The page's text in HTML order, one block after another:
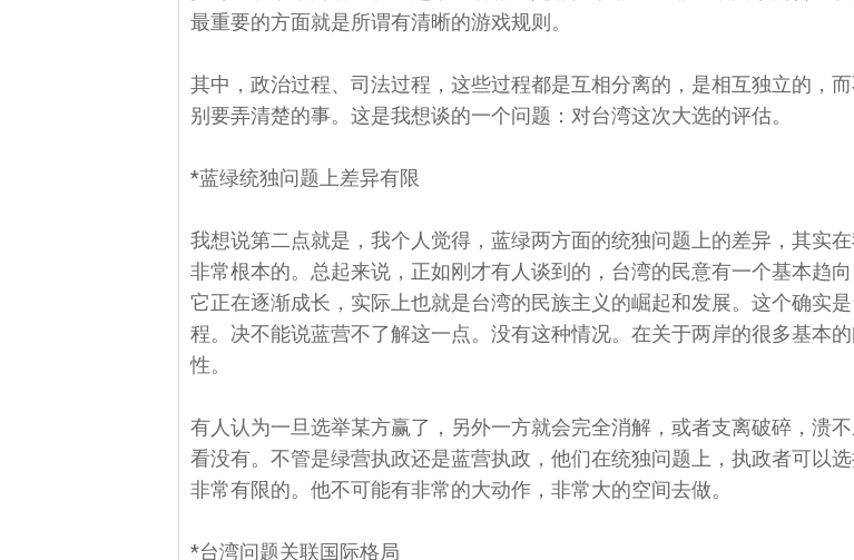
最重要的方面就是所谓有清晰的游戏规则。
其中，政治过程、司法过程，这些过程都是互相分离的，是相互独立的，
别要弄清楚的事。这是我想谈的一个问题：对台湾这次大选的评估。
*蓝绿统独问题上差异有限
我想说第二点就是，我个人觉得，蓝绿两方面的统独问题上的差异，其实
非常根本的。总起来说，正如刚才有人谈到的，台湾的民意有一个基本趋向
它正在逐渐成长，实际上也就是台湾的民族主义的崛起和发展。这个确实
程。决不能说蓝营不了解这一点。没有这种情况。在关于两岸的很多基本
性。
有人认为一旦选举某方赢了，另外一方就会完全消解，或者支离破碎，溃
看没有。不管是绿营执政还是蓝营执政，他们在统独问题上，执政者可以选
非常有限的。他不可能有非常的大动作，非常大的空间去做。
*台湾问题关联国际格局